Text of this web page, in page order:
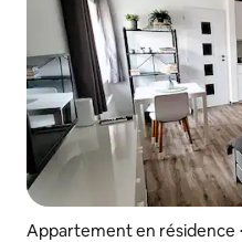
Appartement en résidence